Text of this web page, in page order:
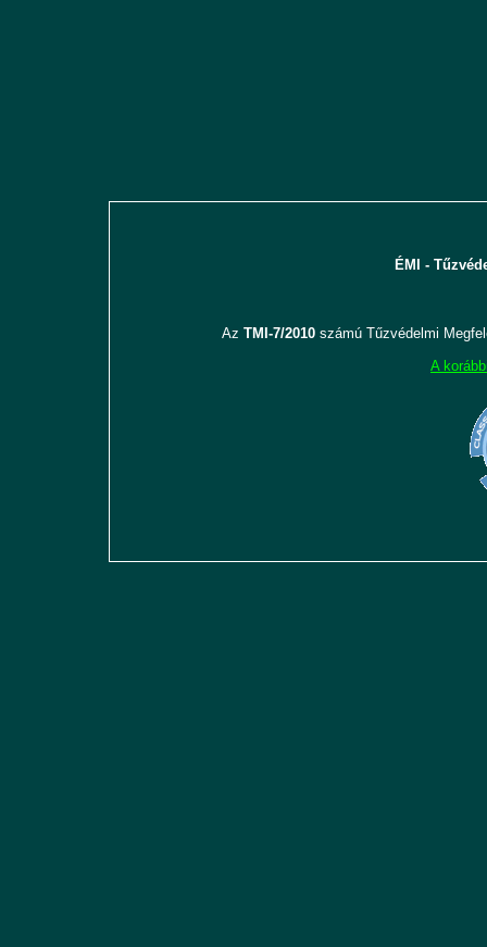
ÉMI -
Az TMI-7/2010 számú Tűzvédelmi
A